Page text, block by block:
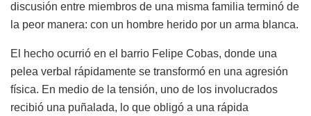
discusión entre miembros de una misma familia terminó de
la peor manera: con un hombre herido por un arma blanca.
El hecho ocurrió en el barrio Felipe Cobas, donde una
pelea verbal rápidamente se transformó en una agresión
física. En medio de la tensión, uno de los involucrados
recibió una puñalada, lo que obligó a una rápida